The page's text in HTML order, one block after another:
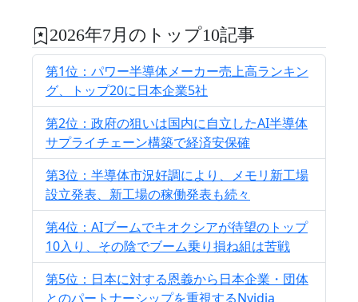
2026年7月のトップ10記事
第1位：パワー半導体メーカー売上高ランキン
グ、トップ20に日本企業5社
第2位：政府の狙いは国内に自立したAI半導体
サプライチェーン構築で経済安保確
第3位：半導体市況好調により、メモリ新工場
設立発表、新工場の稼働発表も続々
第4位：AIブームでキオクシアが待望のトップ
10入り、その陰でブーム乗り損ね組は苦戦
第5位：日本に対する恩義から日本企業・団体
とのパートナーシップを重視するNvidia